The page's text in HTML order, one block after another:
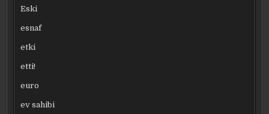
Eski
esnaf
etki
etti!
euro
ev sahibi